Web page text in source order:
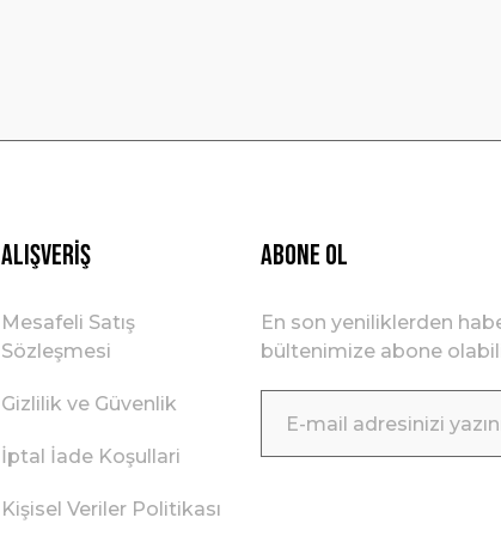
Alışveriş
Mesafeli Satış
Sözleşmesi
Gizlilik ve Güvenlik
İptal İade Koşullari
Kişisel Veriler Politikası
ABONE OL
En son yeniliklerden
bültenimize abone